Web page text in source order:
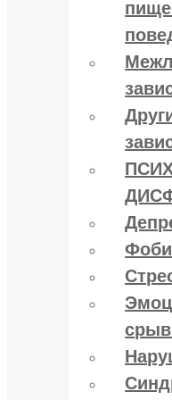
Одним из эффективных
, что
может привести к набору
Неожиданный вред
Специалисты Боннского
содержащая большое
провоцирует реакцию
возникает при инфекциях
Детское ожирение
YuriPakin
Ожирение может
главную причину